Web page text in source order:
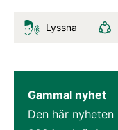
Lyssna
Gammal nyhet
Den här